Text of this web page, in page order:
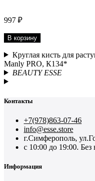
997 ₽
В корзину
Круглая кисть для
Manly PRO, К134*
BEAUTY ESSE
Контакты
+7(978)863-07-46
info@esse.store
г.Симферополь,
с 10:00 до 19:00.
Информация